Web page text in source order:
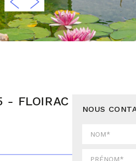
- FLOIRAC
NOUS